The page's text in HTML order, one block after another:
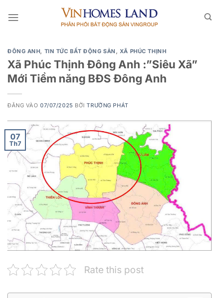
qua
ĐÔNG ANH, TIN TỨC BẤT ĐỘNG SẢN , XÃ PHÚC THỊNH
Xã Phúc Thịnh Đông Anh :”Siêu Xã”
Mới Tiềm năng BĐS Đông Anh
ĐĂNG VÀO07/07/2025 BỞITRƯỜNG PHÁT
07
Th7
Rate this post